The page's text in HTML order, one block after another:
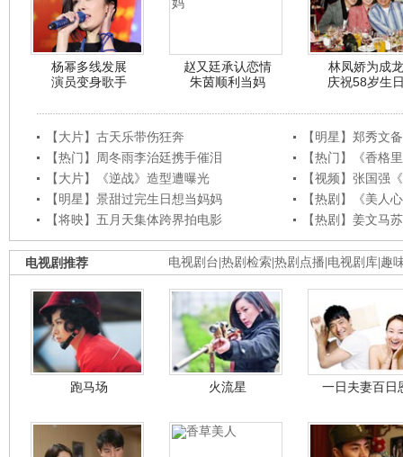
杨幂多线发展
演员变身歌手
赵又廷承认恋情
朱茵顺利当妈
林凤娇为成龙
庆祝58岁生
【大片】古天乐带伤狂奔
【明星】郑秀文
【热门】周冬雨李治廷携手催泪
【热门】《香格
【大片】《逆战》造型遭曝光
【视频】张国强
【明星】景甜过完生日想当妈妈
【热剧】《美人
【将映】五月天集体跨界拍电影
【热剧】姜文马
电视剧台 热剧检索 热剧点播 电视剧库 趣
电视剧推荐
跑马场 火流星 一日夫妻百日